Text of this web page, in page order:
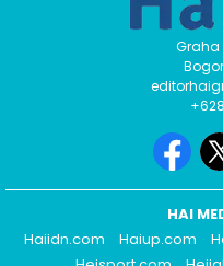
Graha
HAI
Haiidn.com
Haiup.com